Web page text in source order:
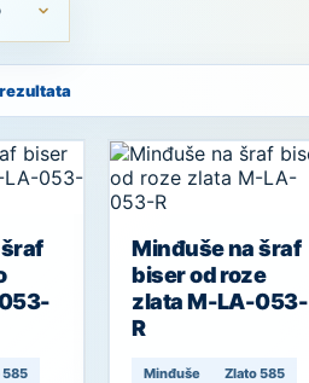
585
Minđuše na šraf
biser od roze
zlata M-LA-053-
R
Minđuše
Zlato 585